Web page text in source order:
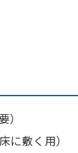
に敷く用）